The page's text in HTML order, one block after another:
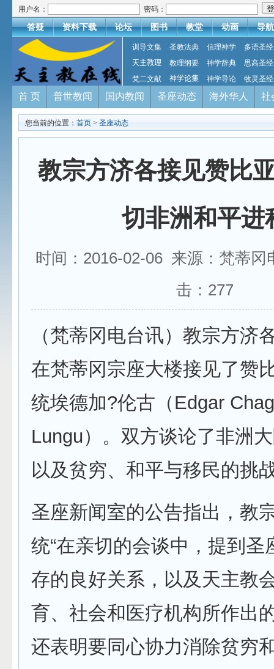
用户名： 密码：
答疑 资料下载 论坛 图书 教堂 动画 导航
训导文集 圣教法典 信理神学
多语圣经
天主教理
教理纲要 神学辞典
思高圣经
梵二文献
神学论集 神学导论 牧灵圣经
首 页 普世教闻 国内教闻 圣座动态 海外华人 社
您当前的位置： 首页 > 圣座动态
教宗方济各接见赞比
切非洲和平进
时间：2016-02-06 来源：梵蒂
击： 277
（梵蒂冈电台讯）教宗方济
在梵蒂冈宗座大楼接见了赞
统埃德加?伦古（Edgar
Lungu）。双方谈论了非洲
以及贫穷、和平与移民的挑
圣座新闻室的公告指出，教
统“在亲切的会谈中，提到圣
存的良好关系，以及天主教
育、社会和医疗机构所作出
还表明要同心协力消除贫穷